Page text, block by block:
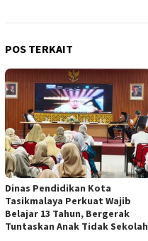
POS TERKAIT
Dinas Pendidikan Kota
Tasikmalaya Perkuat Wajib
Belajar 13 Tahun, Bergerak
Tuntaskan Anak Tidak Sekolah